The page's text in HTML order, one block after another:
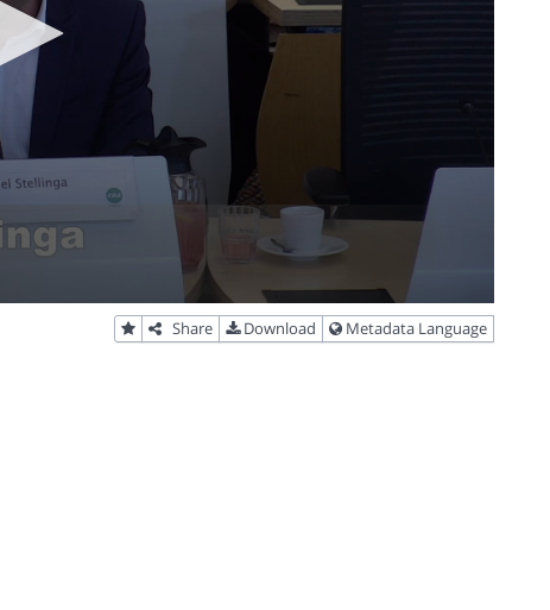
Share Download Metadata Language